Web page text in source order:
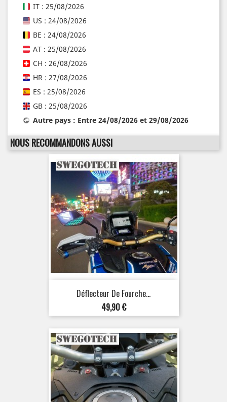
IT : 25/08/2026
US : 24/08/2026
BE : 24/08/2026
AT : 25/08/2026
CH : 26/08/2026
HR : 27/08/2026
ES : 25/08/2026
GB : 25/08/2026
Autre pays : Entre 24/08/2026 et 29/08/2026
NOUS RECOMMANDONS AUSSI
Déflecteur De Fourche...
Prix
49,90 €